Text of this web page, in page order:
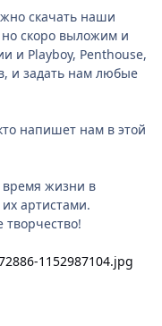
скачать наши
скоро выложим и
и Playboy, Penthouse,
и задать нам любые
напишет нам в этой
жизни в
артистами.